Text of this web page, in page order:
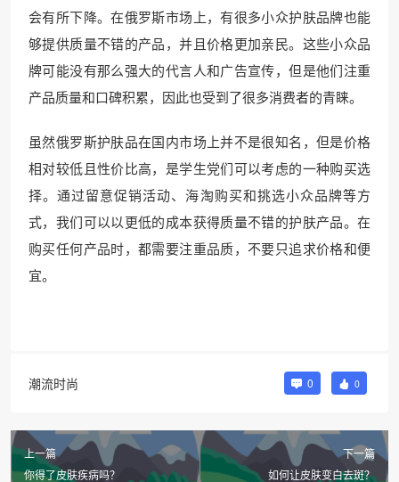
会有所下降。在俄罗斯市场上，有很多小众护肤品牌也能
够提供质量不错的产品，并且价格更加亲民。这些小众品
牌可能没有那么强大的代言人和广告宣传，但是他们注重
产品质量和口碑积累，因此也受到了很多消费者的青睐。
虽然俄罗斯护肤品在国内市场上并不是很知名，但是价格
相对较低且性价比高，是学生党们可以考虑的一种购买选
择。通过留意促销活动、海淘购买和挑选小众品牌等方
式，我们可以以更低的成本获得质量不错的护肤产品。在
购买任何产品时，都需要注重品质，不要只追求价格和便
宜。
潮流时尚 0 0
上一篇
你得了皮肤疾病吗？
下一篇
如何让皮肤变白去斑？